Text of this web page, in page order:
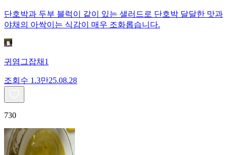
단호박과 두부 블럭이 같이 있는 샐러드로 단호박 달달한 맛과
야채의 아싹이는 식감이 매우 조화롭습니다.
귀염그잡채1
조회수 1.3만25.08.28
730